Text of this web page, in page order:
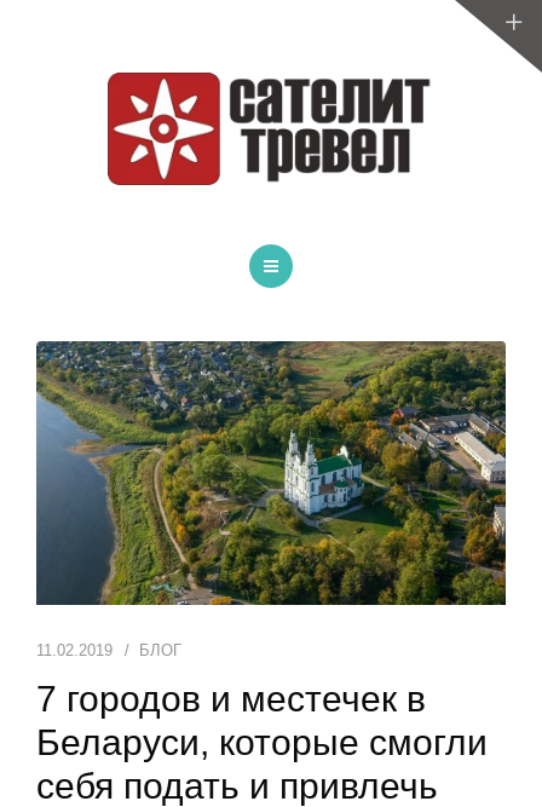
САНАТОРИИ
ИНФОРМАЦИЯ
АВТОБУСНЫЕ ТУРЫ
ТУРЫ ПО БЕЛАРУСИ
САНАТОРИИ
МЕДИЦИНА
СПОРТИВНЫЕ СБОРЫ
УСЛУГИ
ОТЗЫВЫ
ИНФОРМАЦИЯ
11.02.2019 БЛОГ
7 городов и местечек в
Беларуси, которые смогли
себя подать и привлечь